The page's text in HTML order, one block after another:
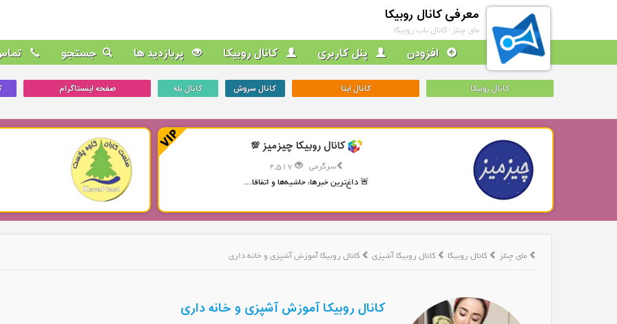
معرفی کانال روبیکا
مای چنلز: کانال یاب روبیکا
افزودن پنل کاربری کانال روبیکا پربازدید ها جستجو
کانال روبیکا کانال ایتا کانال سروش کانال بله صفحه اینستاگرام
کانال روبیکا چیزمیز 💯
سرگرمی
🚨 داغ‌ترین خبرها، حاشیه‌ها و اتفاقا...
مای چنلز کانال روبیکا کانال روبیکا آشپزی کانال روبیکا آموزش آشپزی و خانه داری
کانال روبیکا آموزش آشپزی و خانه داری